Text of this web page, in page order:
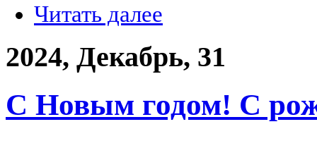
Читать далее
2024, Декабрь, 31
С Новым годом! С